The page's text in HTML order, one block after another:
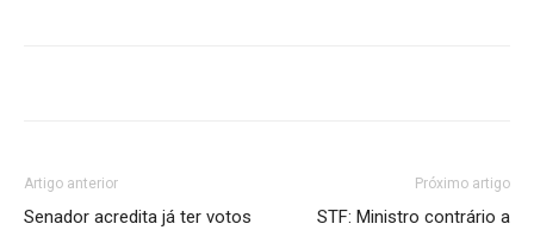
Artigo anterior
Senador acredita já ter votos
Próximo artigo
STF: Ministro contrário a